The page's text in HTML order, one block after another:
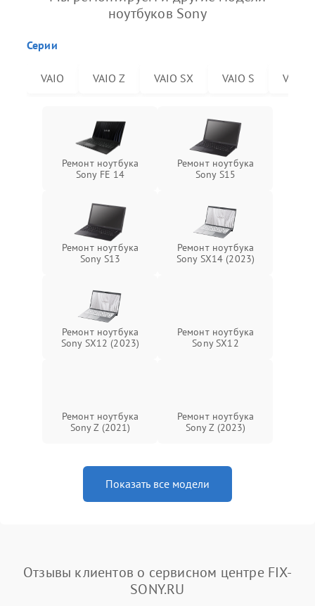
ноутбуков Sony
Серии
VAIO VAIO Z VAIO SX VAIO S VAIO
Ремонт ноутбука
Sony FE 14
Ремонт ноутбука
Sony S15
Ремонт ноутбука
Sony S13
Ремонт ноутбука
Sony SX14 (2023)
Ремонт ноутбука
Sony SX12 (2023)
Ремонт ноутбука
Sony SX12
Ремонт ноутбука
Sony Z (2021)
Ремонт ноутбука
Sony Z (2023)
Показать все модели
Отзывы клиентов о сервисном центре FIX-
SONY.RU